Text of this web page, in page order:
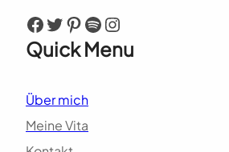
Facebook Twitter Pinterest Spotify Instagram
Quick Menu
Über mich
Meine Vita